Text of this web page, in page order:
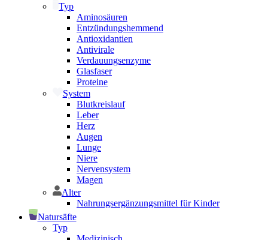
Typ
Aminosäuren
Entzündungshemmend
Antioxidantien
Antivirale
Verdauungsenzyme
Glasfaser
Proteine
System
Blutkreislauf
Leber
Herz
Augen
Lunge
Niere
Nervensystem
Magen
Alter
Nahrungsergänzungsmittel für Kinder
Natursäfte
Typ